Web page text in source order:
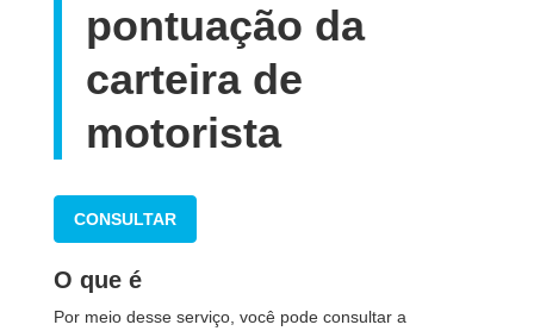
pontuação da
carteira de
motorista
CONSULTAR
O que é
Por meio desse serviço, você pode consultar a